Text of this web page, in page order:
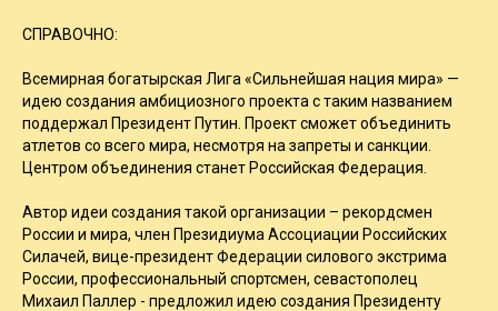
СПРАВОЧНО:
Всемирная богатырская Лига «Сильнейшая нация мира» —
идею создания амбициозного проекта с таким названием
поддержал Президент Путин. Проект сможет объединить
атлетов со всего мира, несмотря на запреты и санкции.
Центром объединения станет Российская Федерация.
Автор идеи создания такой организации – рекордсмен
России и мира, член Президиума Ассоциации Российских
Силачей, вице-президент Федерации силового экстрима
России, профессиональный спортсмен, севастополец
Михаил Паллер - предложил идею создания Президенту